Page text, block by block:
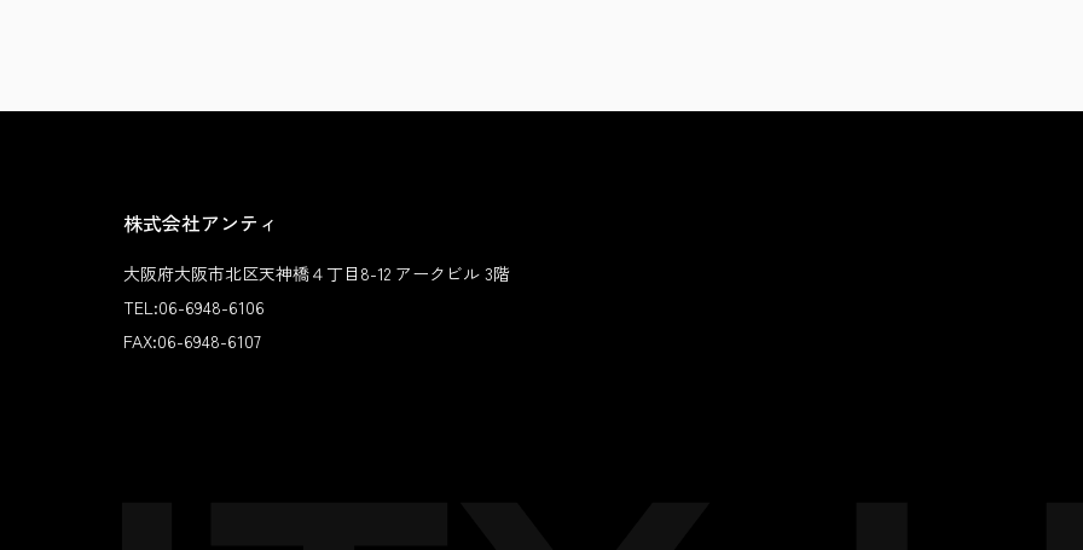
株式会社アンティ
大阪府大阪市北区天神橋４丁目8-12 アークビル 3階
TEL:06-6948-6106
FAX:06-6948-6107